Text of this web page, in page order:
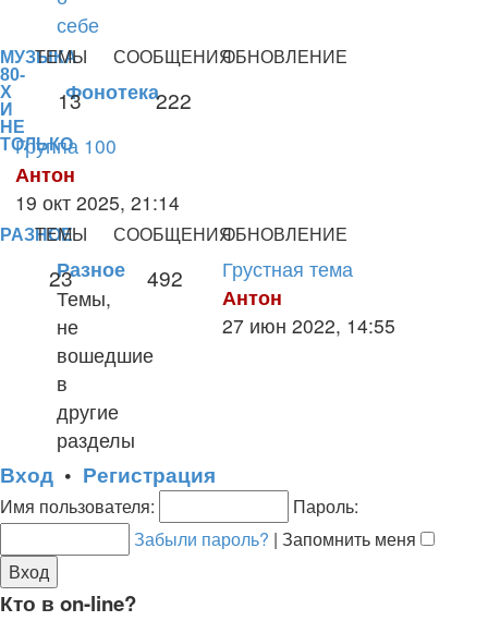
себе
МУЗЫКА
80-
Х
И
НЕ
ТОЛЬКО
ТЕМЫ СООБЩЕНИЯОБНОВЛЕНИЕ
Фонотека
13 222
Группа 100
Антон
Перейти
к
последнему
сообщению
19 окт 2025, 21:14
РАЗНОЕ
ТЕМЫ СООБЩЕНИЯОБНОВЛЕНИЕ
Разное
Темы,
не
вошедшие
в
другие
разделы
23 492
Грустная тема
Антон
Перейти
27 июн 2022, 14:55
Вход • Регистрация
Имя пользователя:
Пароль:
Забыли пароль? | Запомнить меня
Кто в on-line?